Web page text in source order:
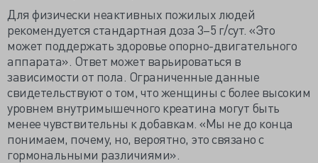
Для физически неактивных пожилых людей
рекомендуется стандартная доза 3–5 г/сут. «Это
может поддержать здоровье опорно-двигательного
аппарата». Ответ может варьироваться в
зависимости от пола. Ограниченные данные
свидетельствуют о том, что женщины с более высоким
уровнем внутримышечного креатина могут быть
менее чувствительны к добавкам. «Мы не до конца
понимаем, почему, но, вероятно, это связано с
гормональными различиями».